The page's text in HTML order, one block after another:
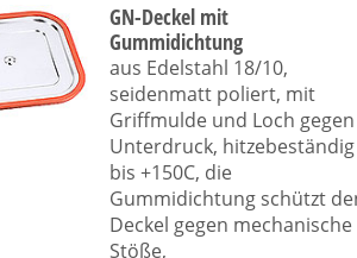
GN-Deckel mit
Gummidichtung
aus Edelstahl 18/10,
seidenmatt poliert, mit
Griffmulde und Loch gegen
Unterdruck, hitzebeständig
bis +150C, die
Gummidichtung schützt
Deckel gegen mechanische
Stöße,